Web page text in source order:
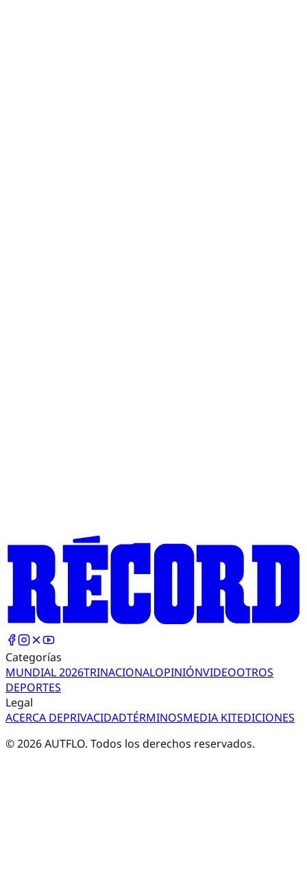
Categorías
MUNDIAL 2026TRINACIONALOPINIÓNVIDEOOTROS
DEPORTES
Legal
ACERCA DEPRIVACIDADTÉRMINOSMEDIA KITEDICIONES
©2026AUTFLO. Todos los derechos reservados.